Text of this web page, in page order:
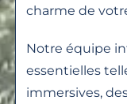
charme de
Notre équipe
essentielles
immersives,